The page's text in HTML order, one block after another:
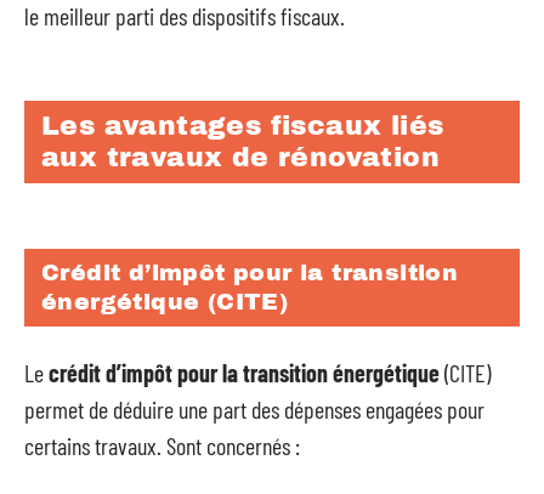
le meilleur parti des dispositifs fiscaux.
Les avantages fiscaux liés
aux travaux de rénovation
Crédit d’impôt pour la transition
énergétique (CITE)
Lecrédit d’impôt pour la transition énergétique(CITE)
permet de déduire une part des dépenses engagées pour
certains travaux. Sont concernés :